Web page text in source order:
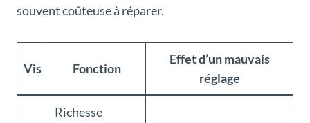
souvent coûteuse à réparer.
Vis Fonction
Effet d’un mauvais
réglage
Richesse